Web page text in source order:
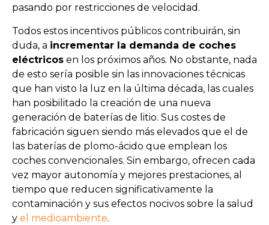
pasando por restricciones de velocidad.
Todos estos incentivos públicos contribuirán, sin
duda, a incrementar la demanda de coches
eléctricos en los próximos años. No obstante, nada
de esto sería posible sin las innovaciones técnicas
que han visto la luz en la última década, las cuales
han posibilitado la creación de una nueva
generación de baterías de litio. Sus costes de
fabricación siguen siendo más elevados que el de
las baterías de plomo-ácido que emplean los
coches convencionales. Sin embargo, ofrecen cada
vez mayor autonomía y mejores prestaciones, al
tiempo que reducen significativamente la
contaminación y sus efectos nocivos sobre la salud
y el medioambiente.